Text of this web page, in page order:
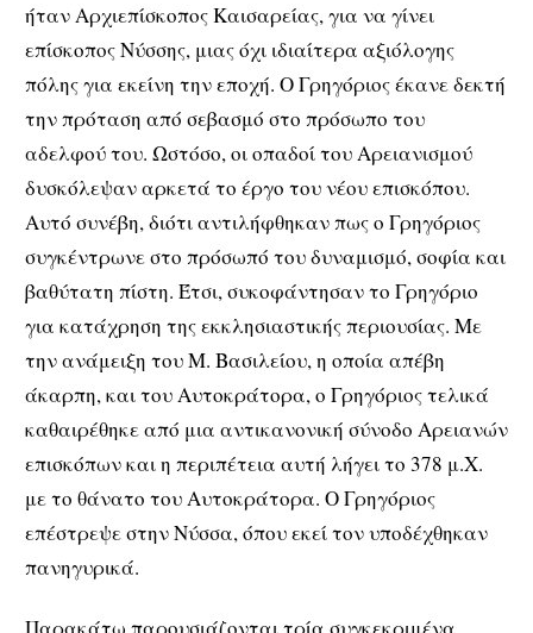
ήταν Αρχιεπίσκοπος Καισαρείας, για να γίνει
επίσκοπος Νύσσης, μιας όχι ιδιαίτερα αξιόλογης
πόλης για εκείνη την εποχή. Ο Γρηγόριος έκανε δεκτή
την πρόταση από σεβασμό στο πρόσωπο του
αδελφού του. Ωστόσο, οι οπαδοί του Αρειανισμού
δυσκόλεψαν αρκετά το έργο του νέου επισκόπου.
Αυτό συνέβη, διότι αντιλήφθηκαν πως ο Γρηγόριος
συγκέντρωνε στο πρόσωπό του δυναμισμό, σοφία και
βαθύτατη πίστη. Έτσι, συκοφάντησαν το Γρηγόριο
για κατάχρηση της εκκλησιαστικής περιουσίας. Με
την ανάμειξη του Μ. Βασιλείου, η οποία απέβη
άκαρπη, και του Αυτοκράτορα, ο Γρηγόριος τελικά
καθαιρέθηκε από μια αντικανονική σύνοδο Αρειανών
επισκόπων και η περιπέτεια αυτή λήγει το 378 μ.Χ.
με το θάνατο του Αυτοκράτορα. Ο Γρηγόριος
επέστρεψε στην Νύσσα, όπου εκεί τον υποδέχθηκαν
πανηγυρικά.